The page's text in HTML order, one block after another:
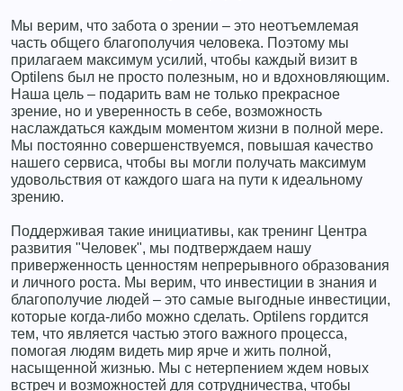
Мы верим, что забота о зрении – это неотъемлемая
часть общего благополучия человека. Поэтому мы
прилагаем максимум усилий, чтобы каждый визит в
Optilens был не просто полезным, но и вдохновляющим.
Наша цель – подарить вам не только прекрасное
зрение, но и уверенность в себе, возможность
наслаждаться каждым моментом жизни в полной мере.
Мы постоянно совершенствуемся, повышая качество
нашего сервиса, чтобы вы могли получать максимум
удовольствия от каждого шага на пути к идеальному
зрению.
Поддерживая такие инициативы, как тренинг Центра
развития "Человек", мы подтверждаем нашу
приверженность ценностям непрерывного образования
и личного роста. Мы верим, что инвестиции в знания и
благополучие людей – это самые выгодные инвестиции,
которые когда-либо можно сделать. Optilens гордится
тем, что является частью этого важного процесса,
помогая людям видеть мир ярче и жить полной,
насыщенной жизнью. Мы с нетерпением ждем новых
встреч и возможностей для сотрудничества, чтобы